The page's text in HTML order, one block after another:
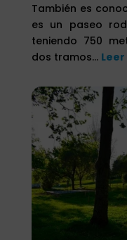
También es
es un paseo
teniendo 750
dos tramos…